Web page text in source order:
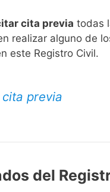
cita previa todas
realizar alguno de
este Registro Civil.​
previa
del